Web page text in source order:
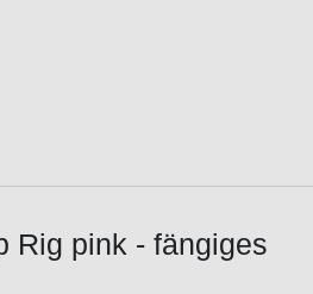
Rig pink - fängiges